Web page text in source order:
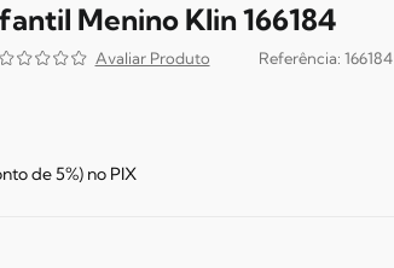
Menino Klin 166184
166184
de5%) no PIX